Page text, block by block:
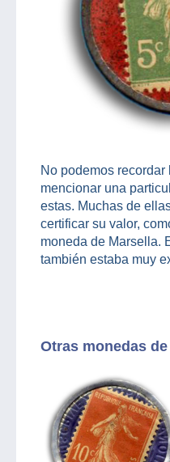
No podemos
mencionar una
estas. Muchas de
certificar su valor,
moneda de Marsella.
también estaba muy
Otras monedas